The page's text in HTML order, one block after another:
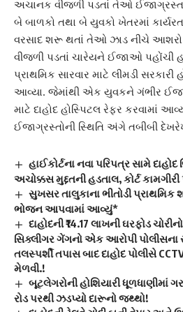
અચાનક વીજળી પડતાં તેઓ ઈજાગ્રસ્ત
બે બાળકો તથા બે યુવકો ખેતરમાં
વરસાદ શરૂ થતાં તેઓ ઝાડ નીચે આશરો
વીજળી પડતાં ચારેયને ઈજાઓ પહોંચી
પ્રાથમિક સારવાર માટે લીમડી સરકારી
આવ્યા. જેમાંથી એક યુવકને ગંભીર
માટે દાહોદ હોસ્પિટલ રેફર કરવામાં
ઈજાગ્રસ્તોની સ્થિતિ અંગે તબીબી
હાઈકોર્ટના નવા પરિપત્ર સામે
અચોક્કસ મુદ્દતની હડતાલ, કોર્ટ કામગીરી
સુખસર તાલુકાના ભીતોડી પ્રાથમિક
ભોજન આપવામાં આવ્યું*
દાહોદની ₹14.17 લાખની ઘરફોડ
સિક્લીગર ગેંગનો એક આરોપી પોલીસના
તલસ્પર્શી તપાસ બાદ દાહોદ પોલીસે
મેળવી.!
બૂટલેગરોની હોશિયારી ધૂળધાણીમાં
રોડ પરથી ઝડપ્યો દારૂનો જથ્થો!